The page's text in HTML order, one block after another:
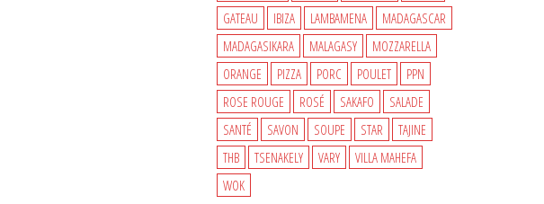
GATEAU
IBIZA LAMBAMENA
MADAGASCAR
MADAGASIKARA
MALAGASY
MOZZARELLA
ORANGE
PIZZA PORC POULET
PPN
ROSE ROUGE
ROSÉ SAKAFO
SALADE
SANTÉ
SAVON SOUPE STAR
TAJINE
THB
TSENAKELY VARY
VILLA MAHEFA
WOK